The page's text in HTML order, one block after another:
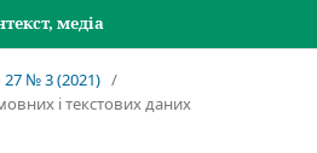
медіа
№ 3 (2021) /
і текстових даних